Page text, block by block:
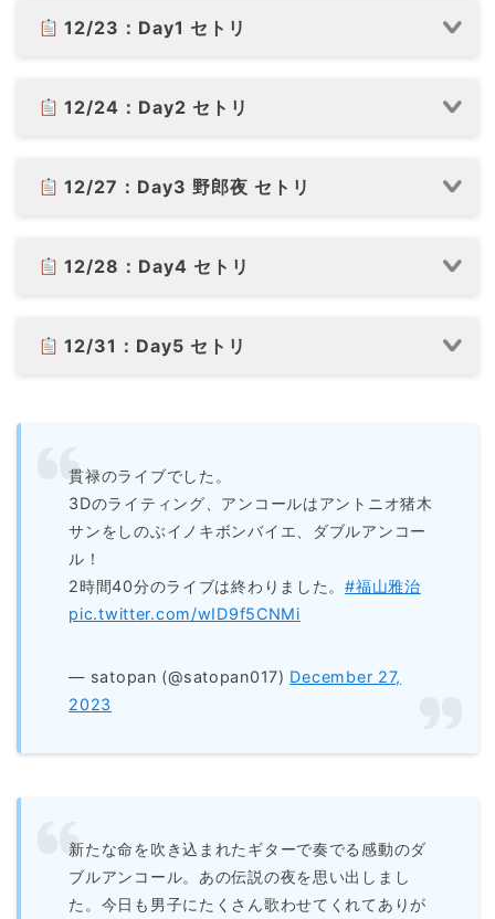
12/23：Day1 セトリ
12/24：Day2 セトリ
12/27：Day3 野郎夜 セトリ
12/28：Day4 セトリ
12/31：Day5 セトリ
貫禄のライブでした。
3Dのライティング、アンコールはアントニオ猪木
サンをしのぶイノキボンバイエ、ダブルアンコー
ル！
2時間40分のライブは終わりました。#福山雅治
pic.twitter.com/wID9f5CNMi
— satopan (@satopan017) December 27,
2023
新たな命を吹き込まれたギターで奏でる感動のダ
ブルアンコール。あの伝説の夜を思い出しまし
た。今日も男子にたくさん歌わせてくれてありが